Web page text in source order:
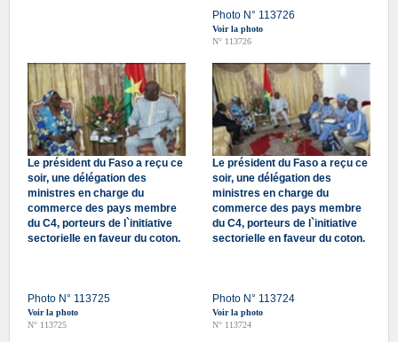
Photo N° 113726
Voir la photo
N° 113726
Le président du Faso a reçu ce
soir, une délégation des
ministres en charge du
commerce des pays membre
du C4, porteurs de l`initiative
sectorielle en faveur du coton.
Photo N° 113725
Voir la photo
N° 113725
Le président du Faso a reçu ce
soir, une délégation des
ministres en charge du
commerce des pays membre
du C4, porteurs de l`initiative
sectorielle en faveur du coton.
Photo N° 113724
Voir la photo
N° 113724